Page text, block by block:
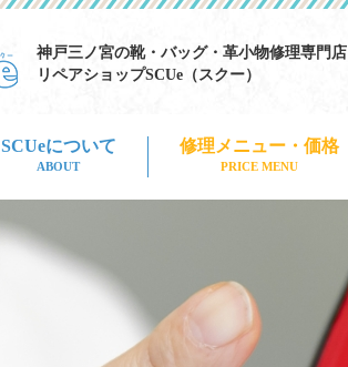
神戸三ノ宮の靴・バッグ・革小物修理専門店
リペアショップSCUe（スクー）
SCUeについて
ABOUT
修理メニュー・価格
PRICE MENU